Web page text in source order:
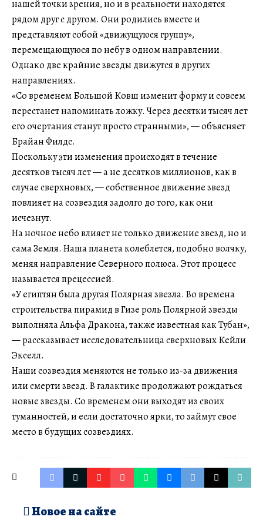
нашей точки зрения, но и в реальности находятся
рядом друг с другом. Они родились вместе и
представляют собой «движущуюся группу»,
перемещающуюся по небу в одном направлении.
Однако две крайние звезды движутся в других
направлениях.
«Со временем Большой Ковш изменит форму и совсем
перестанет напоминать ложку. Через десятки тысяч лет
его очертания станут просто странными», — объясняет
Брайан Филдс.
Поскольку эти изменения происходят в течение
десятков тысяч лет — а не десятков миллионов, как в
случае сверхновых, — собственное движение звезд
повлияет на созвездия задолго до того, как они
исчезнут.
На ночное небо влияет не только движение звезд, но и
сама Земля. Наша планета колеблется, подобно волчку,
меняя направление Северного полюса. Этот процесс
называется прецессией.
«У египтян была другая Полярная звезла. Во времена
строительства пирамид в Гизе роль Полярной звезды
выполняла Альфа Дракона, также известная как Тубан»,
— рассказывает исследовательница сверхновых Кейли
Экселл.
Наши созвездия меняются не только из-за движения
или смерти звезд. В галактике продолжают рождаться
новые звезды. Со временем они выходят из своих
туманностей, и если достаточно ярки, то займут свое
место в будущих созвездиях.
Новое на сайте